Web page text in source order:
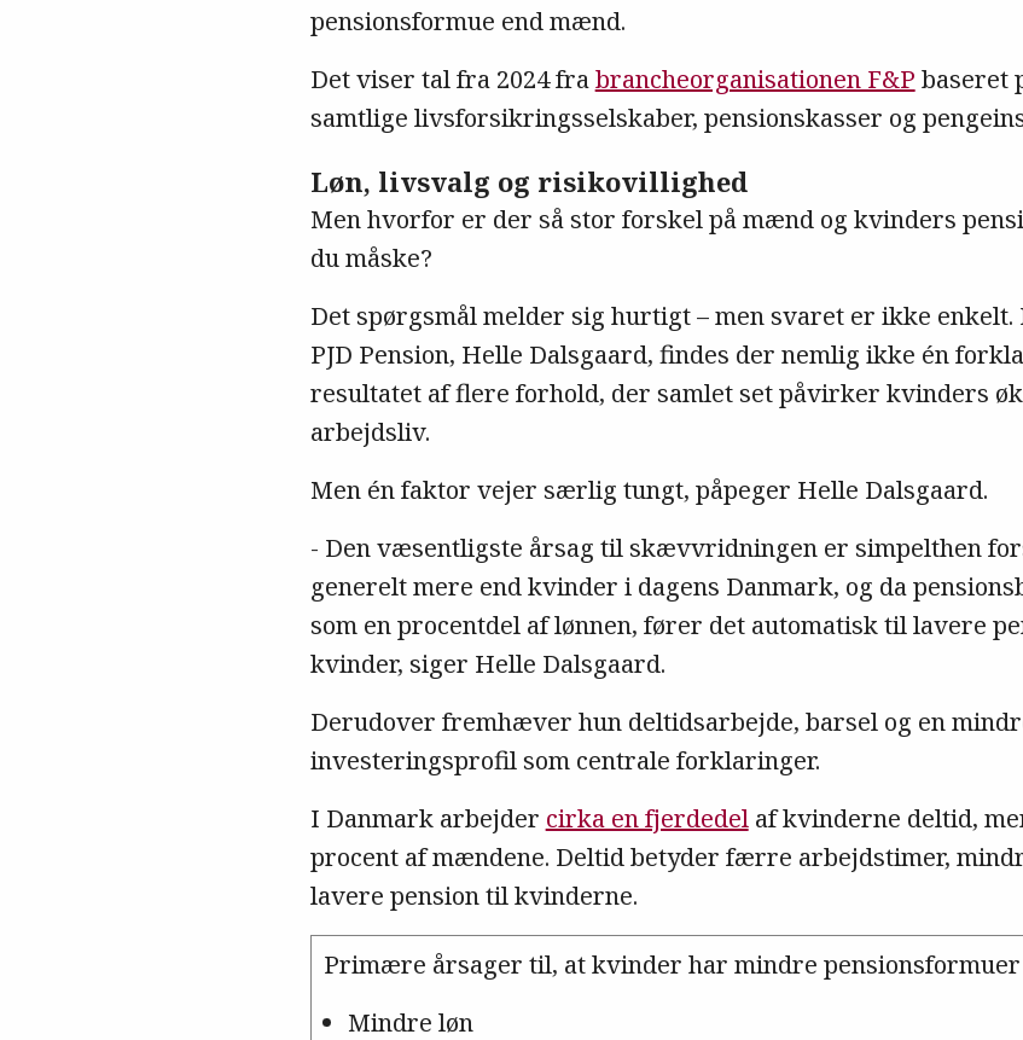
pensionsformue end mænd.
Det viser tal fra 2024 frabrancheorganisationen F&P baseret
samtlige livsforsikringsselskaber, pensionskasser og
Løn, livsvalg og risikovillighed
Men hvorfor er der så stor forskel på mænd og kvinders
du måske?
Det spørgsmål melder sig hurtigt – men svaret er ikke
PJD Pension, Helle Dalsgaard, findes der nemlig ikke én
resultatet af flere forhold, der samlet set påvirker kvinders
arbejdsliv.
Men én faktor vejer særlig tungt, påpeger Helle Dalsgaard.
- Den væsentligste årsag til skævvridningen er simpelthen
generelt mere end kvinder i dagens Danmark, og da
som en procentdel af lønnen, fører det automatisk til lavere
kvinder, siger Helle Dalsgaard.
Derudover fremhæver hun deltidsarbejde, barsel og en
investeringsprofil som centrale forklaringer.
I Danmark arbejder cirka en fjerdedelaf kvinderne deltid,
procent af mændene. Deltid betyder færre arbejdstimer,
lavere pension til kvinderne.
Primære årsager til, at kvinder har mindre
Mindre løn